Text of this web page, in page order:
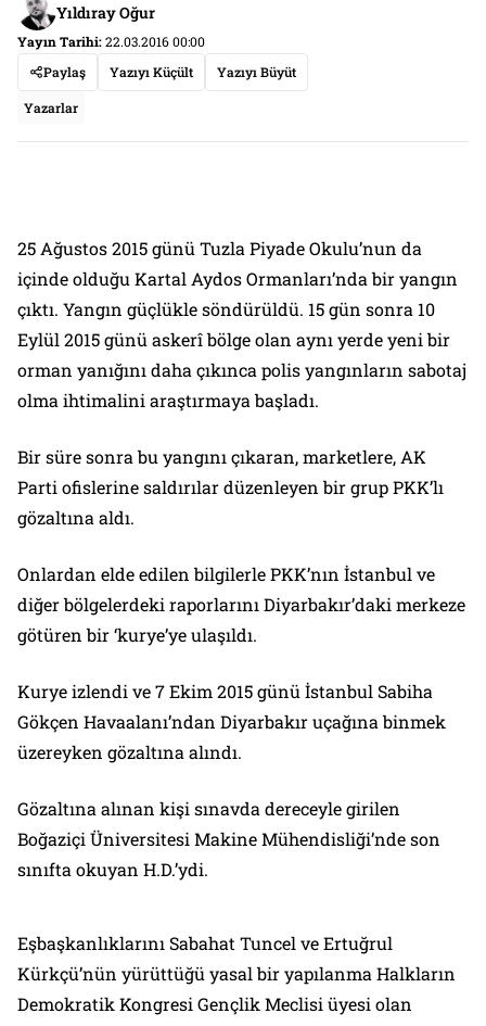
Yıldıray Oğur
Yayın Tarihi:22.03.2016 00:00
Paylaş
Yazıyı Küçült Yazıyı Büyüt
Yazarlar
25 Ağustos 2015 günü Tuzla Piyade Okulu’nun da
içinde olduğu Kartal Aydos Ormanları’nda bir yangın
çıktı. Yangın güçlükle söndürüldü. 15 gün sonra 10
Eylül 2015 günü askerî bölge olan aynı yerde yeni bir
orman yanığını daha çıkınca polis yangınların sabotaj
olma ihtimalini araştırmaya başladı.
Bir süre sonra bu yangını çıkaran, marketlere, AK
Parti ofislerine saldırılar düzenleyen bir grup PKK’lı
gözaltına aldı.
Onlardan elde edilen bilgilerle PKK’nın İstanbul ve
diğer bölgelerdeki raporlarını Diyarbakır’daki merkeze
götüren bir ‘kurye’ye ulaşıldı.
Kurye izlendi ve 7 Ekim 2015 günü İstanbul Sabiha
Gökçen Havaalanı’ndan Diyarbakır uçağına binmek
üzereyken gözaltına alındı.
Gözaltına alınan kişi sınavda dereceyle girilen
Boğaziçi Üniversitesi Makine Mühendisliği’nde son
sınıfta okuyan H.D.’ydi.
Eşbaşkanlıklarını Sabahat Tuncel ve Ertuğrul
Kürkçü’nün yürüttüğü yasal bir yapılanma Halkların
Demokratik Kongresi Gençlik Meclisi üyesi olan